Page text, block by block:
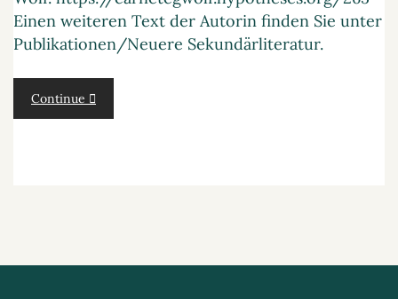
Einen weiteren Text der Autorin finden Sie unter
Publikationen/Neuere Sekundärliteratur.
Continue